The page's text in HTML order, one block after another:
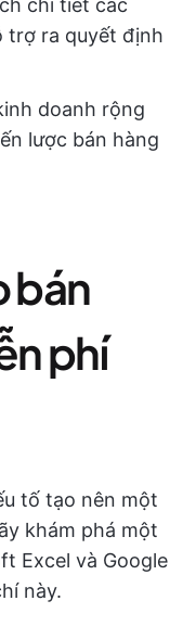
chi tiết các
trợ ra quyết định
doanh rộng
lược bán hàng
bán
phí
tố tạo nên một
khám phá một
Excel và Google
này.